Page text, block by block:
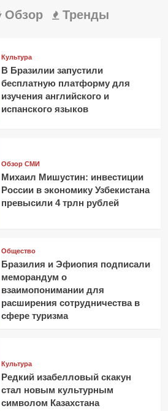
Обзор Тренды
Культура
В Бразилии запустили
бесплатную платформу для
изучения английского и
испанского языков
Обзор СМИ
Михаил Мишустин: инвестиции
России в экономику Узбекистана
превысили 4 трлн рублей
Общество
Бразилия и Эфиопия подписали
меморандум о
взаимопонимании для
расширения сотрудничества в
сфере туризма
Культура
Редкий изабелловый скакун
стал новым культурным
символом Казахстана